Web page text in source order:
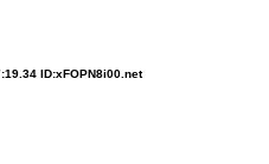
ID:xFOPN8i00.net